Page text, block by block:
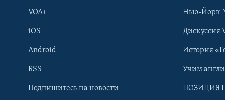
Learning English
VOA+
iOS
Android
RSS
Подпишитесь на новости
Нью-Йорк
Дискуссия
История
Учим
ПОЗИЦИЯ